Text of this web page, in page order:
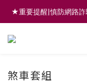
註冊會員享200元購
★重要提醒|慎防網路
註冊會員享200元購
煞車套組